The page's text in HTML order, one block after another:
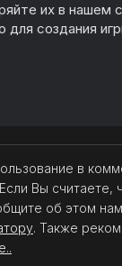
их в нашем
создания
в
Вы считаете,
об этом
. Также